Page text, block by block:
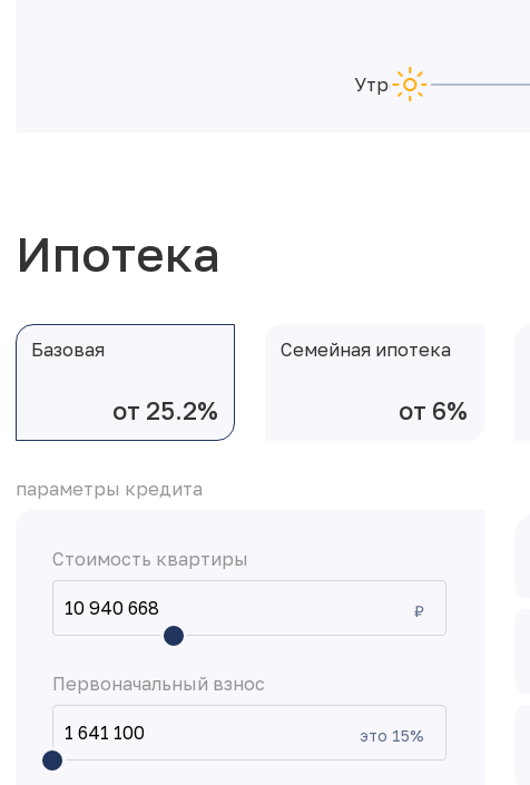
Утро
Ипотека
Базовая
от 25.2%
Семейная ипотека
от 6%
параметры кредита
Стоимость квартиры
₽
Первоначальный взнос
это 15%